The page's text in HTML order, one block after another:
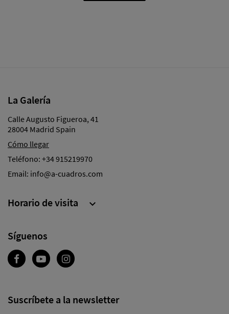
La Galería
Calle Augusto Figueroa, 41
28004 Madrid Spain
Cómo llegar
Teléfono: +34 915219970
Email: info@a-cuadros.com
Síguenos
Horario de visita 
Suscríbete a la newsletter